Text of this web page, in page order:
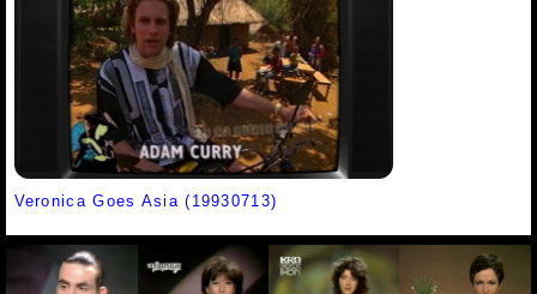
Veronica Goes Asia (19930713)